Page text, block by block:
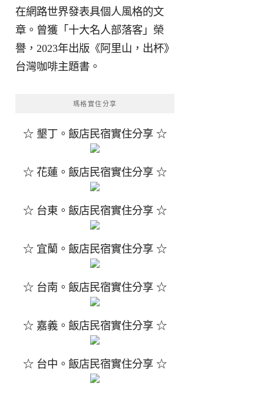
在網路世界發表具個人風格的文
章。曾獲「十大名人部落客」榮
譽，2023年出版《阿里山，出杯》
台灣咖啡主題書。
瑪格實住分享
☆ 墾丁。飯店民宿實住分享 ☆
☆ 花蓮。飯店民宿實住分享 ☆
☆ 台東。飯店民宿實住分享 ☆
☆ 宜蘭。飯店民宿實住分享 ☆
☆ 台南。飯店民宿實住分享 ☆
☆ 嘉義。飯店民宿實住分享 ☆
☆ 台中。飯店民宿實住分享 ☆